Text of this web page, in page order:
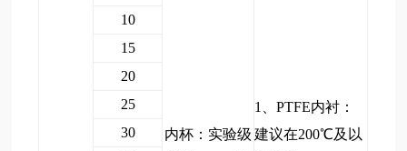
内杯：实验级
1、PTFE内衬：
建议在200℃及以
10
15
20
25
30